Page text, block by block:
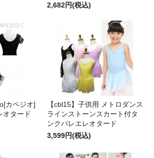
2,682円(税込)
カペジオ]
オタード
【cbl15】子供用 メトロダンス
ラインストーンスカート付タ
ンクバレエレオタード
3,599円(税込)